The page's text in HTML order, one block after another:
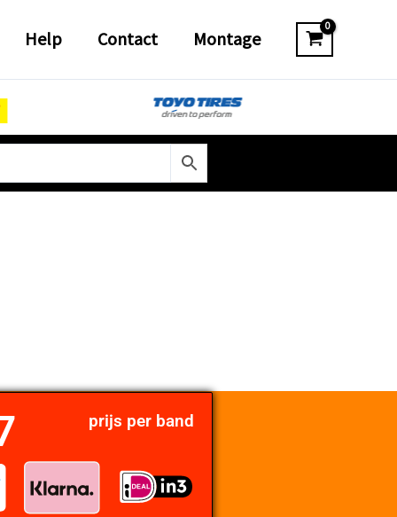
Help Contact Montage
prijs per band